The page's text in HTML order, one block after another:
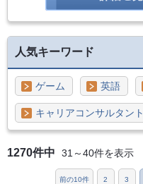
人気キーワード
ゲーム 英語
キャリアコンサルタント
1270件中 31～40件を表示
前の10件 2 3